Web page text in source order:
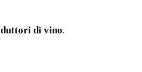
di vino.